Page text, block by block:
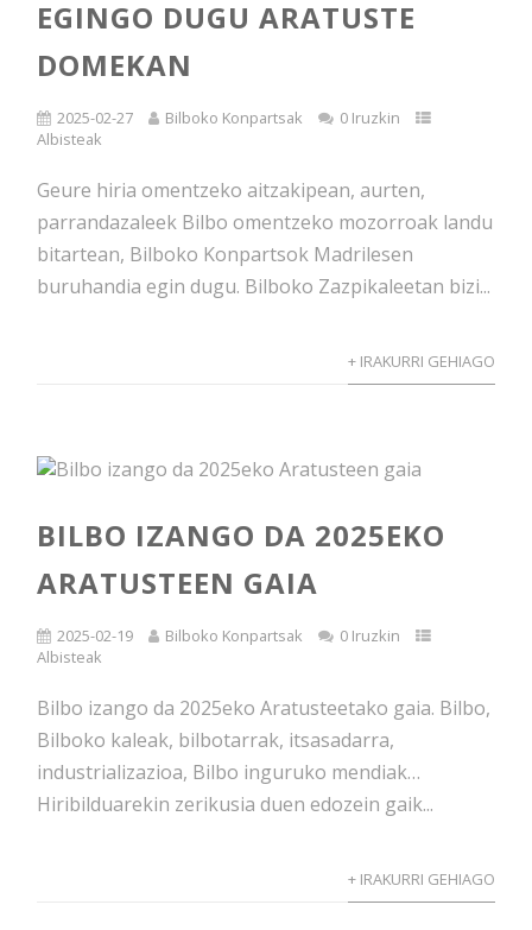
EGINGO DUGU ARATUSTE
DOMEKAN
2025-02-27 Bilboko Konpartsak
0 Iruzkin
Albisteak
Geure hiria omentzeko aitzakipean, aurten,
parrandazaleek Bilbo omentzeko mozorroak landu
bitartean, Bilboko Konpartsok Madrilesen
buruhandia egin dugu. Bilboko Zazpikaleetan bizi...
+ IRAKURRI GEHIAGO
BILBO IZANGO DA 2025EKO
ARATUSTEEN GAIA
2025-02-19 Bilboko Konpartsak
0 Iruzkin
Albisteak
Bilbo izango da 2025eko Aratusteetako gaia. Bilbo,
Bilboko kaleak, bilbotarrak, itsasadarra,
industrializazioa, Bilbo inguruko mendiak…
Hiribilduarekin zerikusia duen edozein gaik...
+ IRAKURRI GEHIAGO